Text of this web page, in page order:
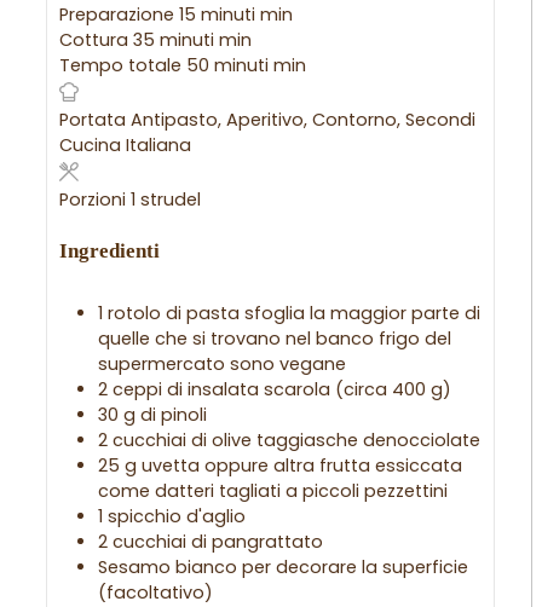
Preparazione15 minuti min
Cottura35 minuti min
Tempo totale 50 minuti min
PortataAntipasto, Aperitivo, Contorno, Secondi
CucinaItaliana
Porzioni1 strudel
Ingredienti
1 rotolo di pasta sfoglia la maggior parte di
quelle che si trovano nel banco frigo del
supermercato sono vegane
2 ceppi di insalata scarola (circa 400 g)
30 g di pinoli
2 cucchiai di olive taggiasche denocciolate
25 g uvetta oppure altra frutta essiccata
come datteri tagliati a piccoli pezzettini
1 spicchio d'aglio
2 cucchiai di pangrattato
Sesamo bianco per decorare la superficie
(facoltativo)